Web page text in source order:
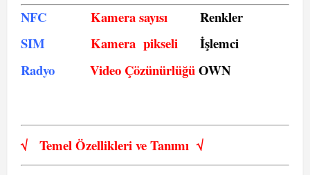
NFC Kamera sayısı
Renkler
SIM
Kamera pikseli
İşlemci
Radyo
Video ÇözünürlüğüOWN
√ Temel Özellikleri veTanımı √